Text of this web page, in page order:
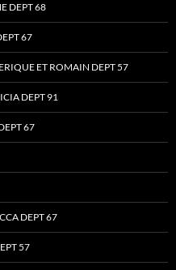
DEPT 68
67
ET ROMAIN DEPT 57
DEPT 91
67
DEPT 67
57